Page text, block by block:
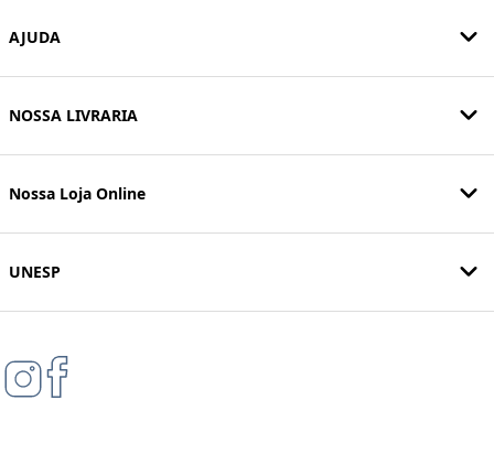
AJUDA
NOSSA LIVRARIA
Nossa Loja Online
UNESP